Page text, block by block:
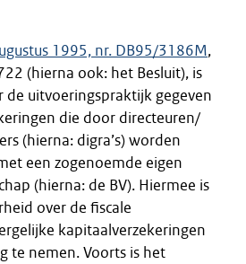
1995, nr. DB95/3186M,
(hierna ook: het Besluit), is
de uitvoeringspraktijk gegeven
die door directeuren/
(hierna: digra’s) worden
een zogenoemde eigen
(hierna: de BV). Hiermee is
over de fiscale
kapitaalverzekeringen
te nemen. Voorts is het